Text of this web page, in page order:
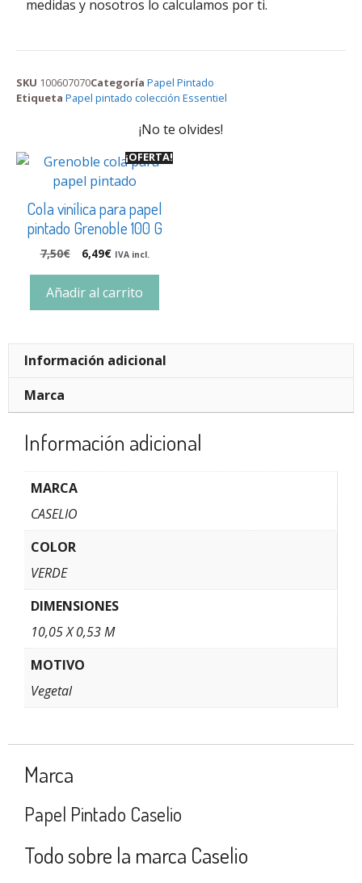
medidas y nosotros lo calculamos por ti.
SKU 100607070Categoría Papel Pintado
Etiqueta Papel pintado colección Essentiel
¡No te olvides!
¡OFERTA!
Cola vinílica para papel
pintado Grenoble 100 G
7,50€ 6,49€ IVA incl.
Añadir al carrito
Información adicional
Marca
Información adicional
MARCA
CASELIO
COLOR
VERDE
DIMENSIONES
10,05 X 0,53 M
MOTIVO
Vegetal
Marca
Papel Pintado Caselio
Todo sobre la marca Caselio